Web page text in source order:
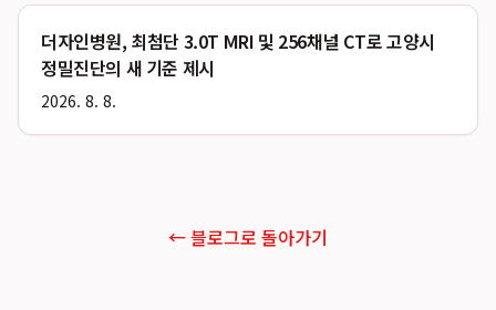
더자인병원, 최첨단 3.0T MRI 및 256채널 CT로 고양시
정밀진단의 새 기준 제시
2026. 8. 8.
← 블로그로 돌아가기